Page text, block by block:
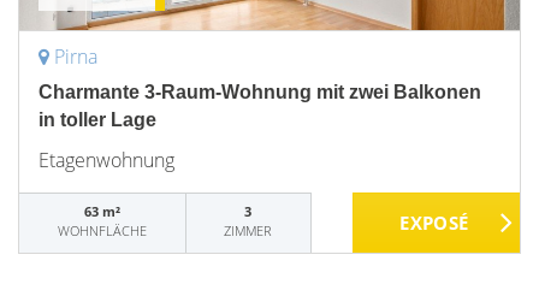
Pirna
Charmante 3-Raum-Wohnung mit zwei Balkonen
in toller Lage
Etagenwohnung
63 m²
WOHNFLÄCHE
3
ZIMMER